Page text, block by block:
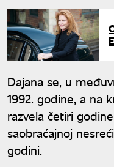
Dajana se, u
1992. godine, a na
razvela četiri
saobraćajnoj
godini.